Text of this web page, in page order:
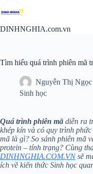
đến
nội
DINHNGHIA.com.vn
Tìm hiểu quá trình phiên mã
Nguyễn Thị
Sinh học
Quá trình phiên mã diễn ra
khép kín và có quy trình
mã là gì? So sánh phiên mã
protein – tính trạng? Cùng
DINHNGHIA.COM.VNsẽ
ích về kiến thức Sinh học